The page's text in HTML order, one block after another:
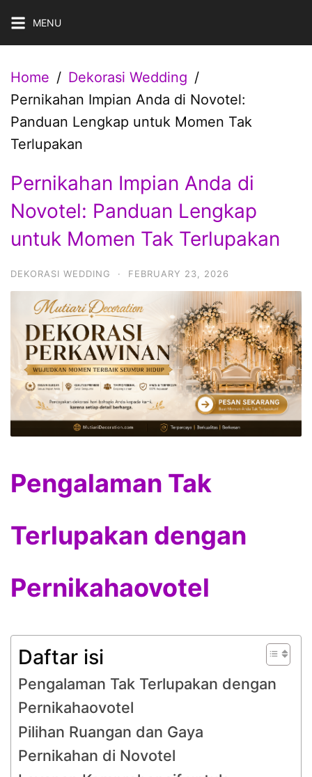
Skip
MENU
Home
Dekorasi Wedding
Pernikahan Impian Anda di Novotel:
Panduan Lengkap untuk Momen Tak
Terlupakan
Pernikahan Impian Anda di
Novotel: Panduan Lengkap
untuk Momen Tak Terlupakan
DEKORASI WEDDING · FEBRUARY 23, 2026
Pengalaman Tak
Terlupakan dengan
Pernikahaovotel
Daftar isi
Pengalaman Tak Terlupakan dengan
Pernikahaovotel
Pilihan Ruangan dan Gaya
Pernikahan di Novotel